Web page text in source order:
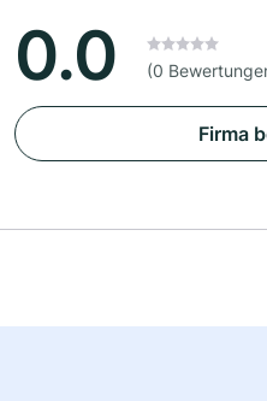
0.0 (0
Firma